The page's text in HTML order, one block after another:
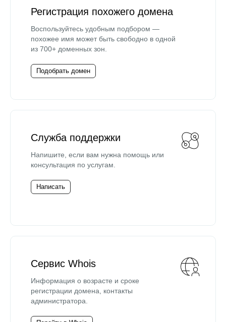
Регистрация похожего домена
Воспользуйтесь удобным подбором —
похожее имя может быть свободно в одной
из 700+ доменных зон.
Подобрать домен
Служба поддержки
Напишите, если вам нужна помощь или
консультация по услугам.
Написать
Сервис Whois
Информация о возрасте и сроке
регистрации домена, контакты
администратора.